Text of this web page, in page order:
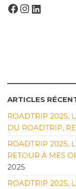
FACEBOOK
ARTICLES
ROADTRIP 2025,
DU ROADTRIP,
ROADTRIP 2025,
RETOUR À MES
2025
ROADTRIP 2025,